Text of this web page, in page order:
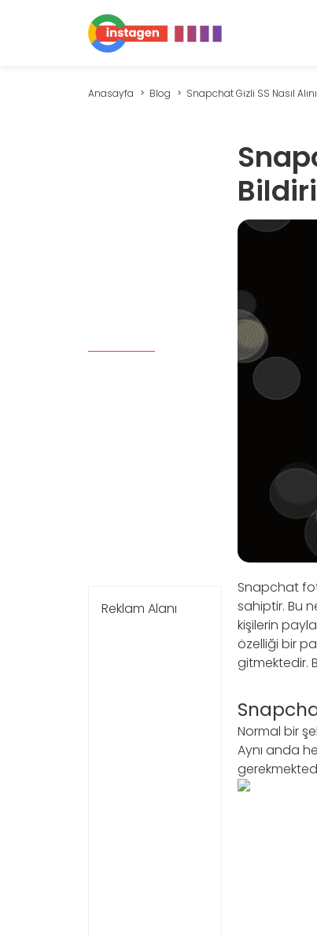
Anasayfa Blog Snapchat Gizli SS Nasıl
Reklam Alanı
Snapchat
sahiptir. Bu
kişilerin
özelliği bir
gitmektedir.
Normal bir
Aynı anda